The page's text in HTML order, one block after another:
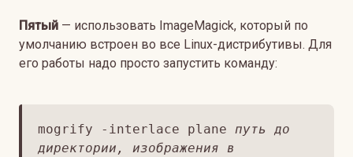
Пятый — использовать ImageMagick, который по
умолчанию встроен во все Linux-дистрибутивы. Для
его работы надо просто запустить команду:
mogrify -interlace plane путь до
директории, изображения в